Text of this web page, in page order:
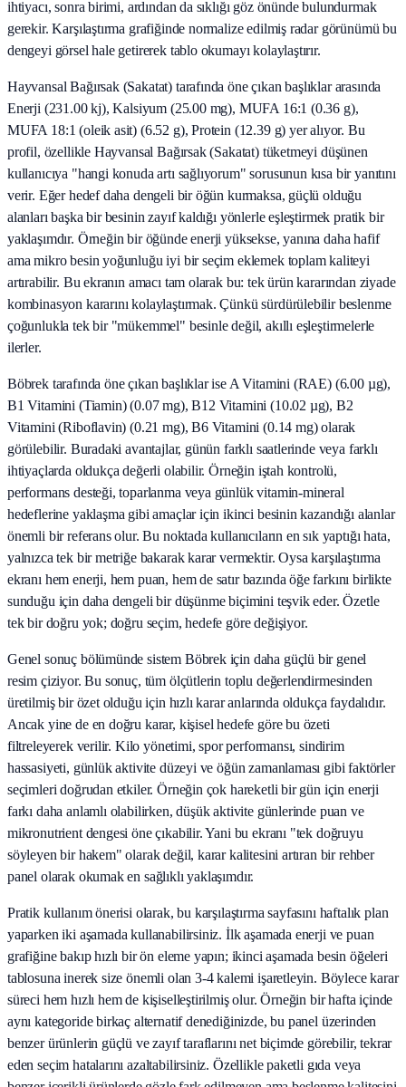
ihtiyacı, sonra birimi, ardından da sıklığı göz önünde bulundurmak
gerekir. Karşılaştırma grafiğinde normalize edilmiş radar görünümü bu
dengeyi görsel hale getirerek tablo okumayı kolaylaştırır.
Hayvansal Bağırsak (Sakatat) tarafında öne çıkan başlıklar arasında
Enerji (231.00 kj), Kalsiyum (25.00 mg), MUFA 16:1 (0.36 g),
MUFA 18:1 (oleik asit) (6.52 g), Protein (12.39 g) yer alıyor. Bu
profil, özellikle Hayvansal Bağırsak (Sakatat) tüketmeyi düşünen
kullanıcıya "hangi konuda artı sağlıyorum" sorusunun kısa bir yanıtını
verir. Eğer hedef daha dengeli bir öğün kurmaksa, güçlü olduğu
alanları başka bir besinin zayıf kaldığı yönlerle eşleştirmek pratik bir
yaklaşımdır. Örneğin bir öğünde enerji yüksekse, yanına daha hafif
ama mikro besin yoğunluğu iyi bir seçim eklemek toplam kaliteyi
artırabilir. Bu ekranın amacı tam olarak bu: tek ürün kararından ziyade
kombinasyon kararını kolaylaştırmak. Çünkü sürdürülebilir beslenme
çoğunlukla tek bir "mükemmel" besinle değil, akıllı eşleştirmelerle
ilerler.
Böbrek tarafında öne çıkan başlıklar ise A Vitamini (RAE) (6.00 µg),
B1 Vitamini (Tiamin) (0.07 mg), B12 Vitamini (10.02 µg), B2
Vitamini (Riboflavin) (0.21 mg), B6 Vitamini (0.14 mg) olarak
görülebilir. Buradaki avantajlar, günün farklı saatlerinde veya farklı
ihtiyaçlarda oldukça değerli olabilir. Örneğin iştah kontrolü,
performans desteği, toparlanma veya günlük vitamin-mineral
hedeflerine yaklaşma gibi amaçlar için ikinci besinin kazandığı alanlar
önemli bir referans olur. Bu noktada kullanıcıların en sık yaptığı hata,
yalnızca tek bir metriğe bakarak karar vermektir. Oysa karşılaştırma
ekranı hem enerji, hem puan, hem de satır bazında öğe farkını birlikte
sunduğu için daha dengeli bir düşünme biçimini teşvik eder. Özetle
tek bir doğru yok; doğru seçim, hedefe göre değişiyor.
Genel sonuç bölümünde sistem Böbrek için daha güçlü bir genel
resim çiziyor. Bu sonuç, tüm ölçütlerin toplu değerlendirmesinden
üretilmiş bir özet olduğu için hızlı karar anlarında oldukça faydalıdır.
Ancak yine de en doğru karar, kişisel hedefe göre bu özeti
filtreleyerek verilir. Kilo yönetimi, spor performansı, sindirim
hassasiyeti, günlük aktivite düzeyi ve öğün zamanlaması gibi faktörler
seçimleri doğrudan etkiler. Örneğin çok hareketli bir gün için enerji
farkı daha anlamlı olabilirken, düşük aktivite günlerinde puan ve
mikronutrient dengesi öne çıkabilir. Yani bu ekranı "tek doğruyu
söyleyen bir hakem" olarak değil, karar kalitesini artıran bir rehber
panel olarak okumak en sağlıklı yaklaşımdır.
Pratik kullanım önerisi olarak, bu karşılaştırma sayfasını haftalık plan
yaparken iki aşamada kullanabilirsiniz. İlk aşamada enerji ve puan
grafiğine bakıp hızlı bir ön eleme yapın; ikinci aşamada besin öğeleri
tablosuna inerek size önemli olan 3-4 kalemi işaretleyin. Böylece karar
süreci hem hızlı hem de kişiselleştirilmiş olur. Örneğin bir hafta içinde
aynı kategoride birkaç alternatif denediğinizde, bu panel üzerinden
benzer ürünlerin güçlü ve zayıf taraflarını net biçimde görebilir, tekrar
eden seçim hatalarını azaltabilirsiniz. Özellikle paketli gıda veya